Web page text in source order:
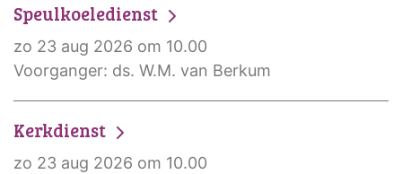
Speulkoeledienst
zo 23 aug 2026 om 10.00
Voorganger: ds. W.M. van Berkum
Kerkdienst
zo 23 aug 2026 om 10.00